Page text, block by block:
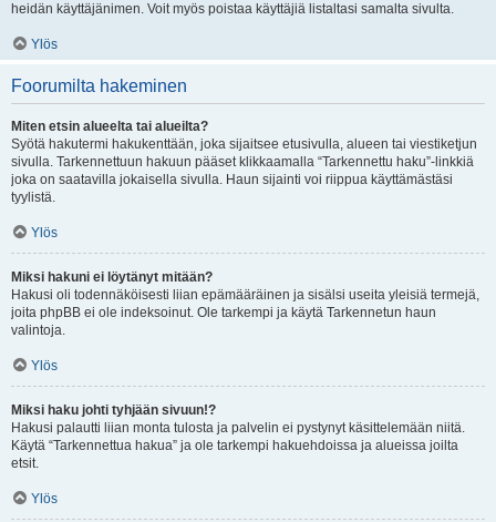
heidän käyttäjänimen. Voit myös poistaa käyttäjiä listaltasi samalta sivulta.
Ylös
Foorumilta hakeminen
Miten etsin alueelta tai alueilta?
Syötä hakutermi hakukenttään, joka sijaitsee etusivulla, alueen tai viestiketjun
sivulla. Tarkennettuun hakuun pääset klikkaamalla “Tarkennettu haku”-linkkiä
joka on saatavilla jokaisella sivulla. Haun sijainti voi riippua käyttämästäsi
tyylistä.
Ylös
Miksi hakuni ei löytänyt mitään?
Hakusi oli todennäköisesti liian epämääräinen ja sisälsi useita yleisiä termejä,
joita phpBB ei ole indeksoinut. Ole tarkempi ja käytä Tarkennetun haun
valintoja.
Ylös
Miksi haku johti tyhjään sivuun!?
Hakusi palautti liian monta tulosta ja palvelin ei pystynyt käsittelemään niitä.
Käytä “Tarkennettua hakua” ja ole tarkempi hakuehdoissa ja alueissa joilta
etsit.
Ylös